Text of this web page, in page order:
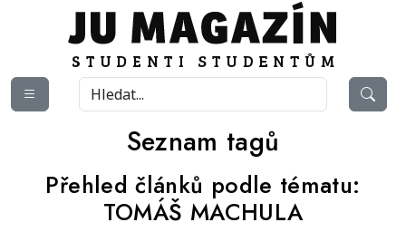
Seznam tagů
Přehled článků podle tématu:
TOMÁŠ MACHULA